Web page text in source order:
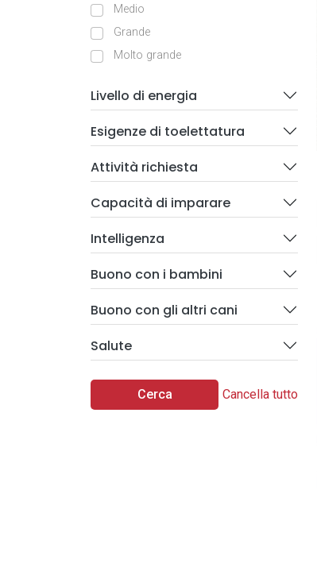
Medio
Grande
Molto grande
Livello di energia
Esigenze di toelettatura
Attività richiesta
Capacità di imparare
Intelligenza
Buono con i bambini
Buono con gli altri cani
Salute
Cerca Cancella tutto